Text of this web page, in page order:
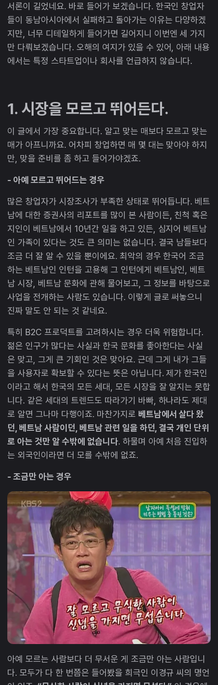
서론이 길었네요. 바로 들어가 보겠습니다. 한국인 창업자
들이 동남아시아에서 실패하고 돌아가는 이유는 다양하겠
지만, 너무 디테일하게 들어가면 길어지니 이번엔 세 가지
만 다뤄보겠습니다. 오해의 여지가 있을 수 있어, 아래 내용
에서는 특정 스타트업이나 회사를 언급하지 않습니다.
1. 시장을 모르고 뛰어든다.
이 글에서 가장 중요합니다. 알고 맞는 매보다 모르고 맞는
매가 아프니까요. 어차피 창업하면 매 몇 대는 맞아야 하지
만, 맞을 준비를 좀 하고 들어가야겠죠.
- 아예 모르고 뛰어드는 경우
많은 창업자가 시장조사가 부족한 상태로 뛰어듭니다. 베트
남에 대한 증권사의 리포트를 많이 본 사람이든, 친척 혹은
지인이 베트남에서 10년간 일을 하고 있든, 심지어 베트남
인 가족이 있다는 것도 큰 의미는 없습니다. 결국 남들보다
조금 더 잘 알 수 있을 뿐이에요. 최악의 경우 한국어 조금
하는 베트남인 인턴을 고용해 그 인턴에게 베트남인, 베트
남 시장, 베트남 문화에 관해 물어보고, 그 정보를 바탕으로
사업을 전개하는 사람도 있습니다. 이렇게 글로 써놓으니
진짜 말도 안 되는 것 같네요.
특히 B2C 프로덕트를 고려하시는 경우 더욱 위험합니다.
젊은 인구가 많다는 사실과 한국 문화를 좋아한다는 사실
은 맞고, 그게 큰 기회인 것은 맞아요. 근데 그게 내가 그들
을 사용자로 확보할 수 있다는 뜻은 아닙니다. 제가 한국인
이라고 해서 한국의 모든 세대, 모든 시장을 잘 알지는 못합
니다. 같은 세대의 트렌드도 따라가기 바빠, 하나라도 제대
로 알면 그나마 다행이죠. 마찬가지로 베트남에서 살다 왔
던, 베트남 사람이던, 베트남 관련 일을 하던, 결국 개인 단위
로 아는 것만 알 수밖에 없습니다. 하물며 아예 처음 진입하
는 외국인이라면 더 모를 수밖에 없죠.
- 조금만 아는 경우
아예 모르는 사람보다 더 무서운 게 조금만 아는 사람입니
다. 모두가 다 한 번쯤은 들어봤을 희극인 이경규 씨의 명언